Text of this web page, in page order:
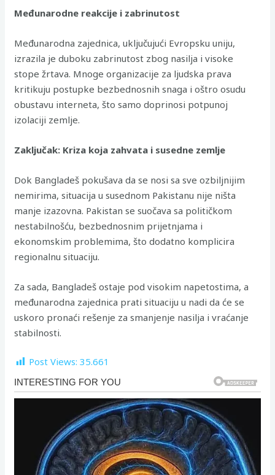
Međunarodne reakcije i zabrinutost
Međunarodna zajednica, uključujući Evropsku uniju,
izrazila je duboku zabrinutost zbog nasilja i visoke
stope žrtava. Mnoge organizacije za ljudska prava
kritikuju postupke bezbednosnih snaga i oštro osudu
obustavu interneta, što samo doprinosi potpunoj
izolaciji zemlje.
Zaključak: Kriza koja zahvata i susedne zemlje
Dok Bangladeš pokušava da se nosi sa sve ozbiljnijim
nemirima, situacija u susednom Pakistanu nije ništa
manje izazovna. Pakistan se suočava sa političkom
nestabilnošću, bezbednosnim prijetnjama i
ekonomskim problemima, što dodatno komplicira
regionalnu situaciju.
Za sada, Bangladeš ostaje pod visokim napetostima, a
međunarodna zajednica prati situaciju u nadi da će se
uskoro pronaći rešenje za smanjenje nasilja i vraćanje
stabilnosti.
Post Views: 35.661